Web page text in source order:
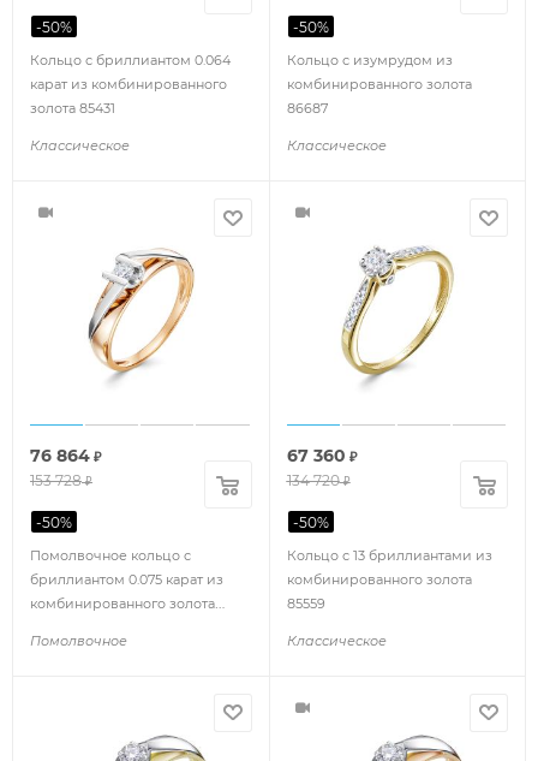
Кольцо с бриллиантом 0.064
карат из комбинированного
золота 85431
Классическое
-50%
Кольцо с изумрудом из
комбинированного золота
86687
Классическое
-50%
Помолвочное кольцо с
бриллиантом 0.075 карат из
комбинированного золота
Помолвочное
76 864 ₽
153 728₽
-50%
Кольцо с 13 бриллиантами из
комбинированного золота
85559
Классическое
67 360 ₽
134 720₽
-50%